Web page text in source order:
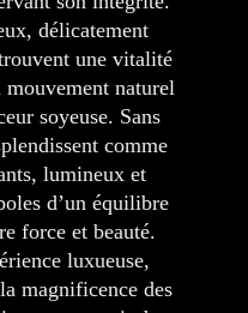
délicatement
une vitalité
mouvement naturel
soyeuse. Sans
comme
lumineux et
d’un équilibre
force et beauté.
luxueuse,
magnificence des